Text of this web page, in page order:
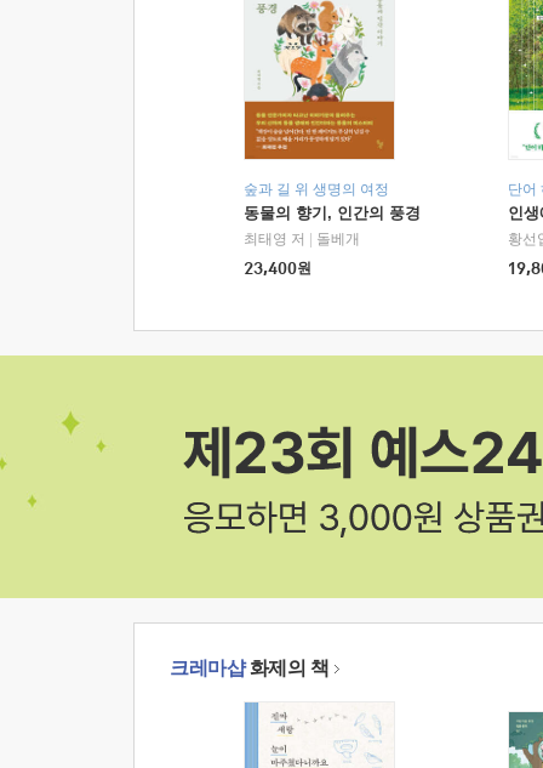
숲과 길 위 생명의 여정
동물의 향기, 인간의 풍경
최태영 저
돌베개
23,400원
단어
인
황선
크레마샵화제의 책